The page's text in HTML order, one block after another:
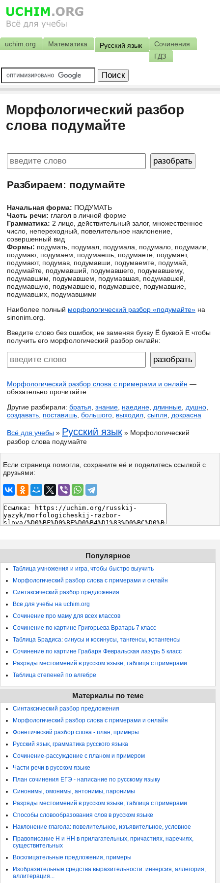
uchim.org Математика Русский язык
Сочинения
ГДЗ
Морфологический разбор
слова подумайте
Разбираем: подумайте
Начальная форма: ПОДУМАТЬ
Часть речи: глагол в личной форме
Грамматика: 2 лицо, действительный залог, множественное
число, непереходный, повелительное наклонение,
совершенный вид
Формы: подумать, подумал, подумала, подумало, подумали,
подумаю, подумаем, подумаешь, подумаете, подумает,
подумают, подумав, подумавши, подумаемте, подумай,
подумайте, подумавший, подумавшего, подумавшему,
подумавшим, подумавшем, подумавшая, подумавшей,
подумавшую, подумавшею, подумавшее, подумавшие,
подумавших, подумавшими
Наиболее полный морфологический разбор «подумайте» на
sinonim.org.
Введите слово без ошибок, не заменяя букву Ё буквой Е чтобы
получить его морфологический разбор онлайн:
Морфологический разбор слова с примерами и онлайн —
обязательно прочитайте
Другие разбирали: братья знание наедине длинные душно
создавать поставишь большого выходил сыпля докрасна
Всё для учебы » Русский язык » Морфологический
разбор слова подумайте
Если страница помогла, сохраните её и поделитесь ссылкой с
друзьями:
Популярное
Таблица умножения и игра, чтобы быстро выучить
Морфологический разбор слова с примерами и онлайн
Синтаксический разбор предложения
Все для учебы на uchim.org
Сочинение про маму для всех классов
Сочинение по картине Григорьева Вратарь 7 класс
Таблица Брадиса: синусы и косинусы, тангенсы, котангенсы
Сочинение по картине Грабаря Февральская лазурь 5 класс
Разряды местоимений в русском языке, таблица с примерами
Таблица степеней по алгебре
Материалы по теме
Синтаксический разбор предложения
Морфологический разбор слова с примерами и онлайн
Фонетический разбор слова - план, примеры
Русский язык, грамматика русского языка
Сочинение-рассуждение с планом и примером
Части речи в русском языке
План сочинения ЕГЭ - написание по русскому языку
Синонимы, омонимы, антонимы, паронимы
Разряды местоимений в русском языке, таблица с примерами
Способы словообразования слов в русском языке
Наклонение глагола: повелительное, изъявительное, условное
Правописание Н и НН в прилагательных, причастиях, наречиях,
существительных
Восклицательные предложения, примеры
Изобразительные средства выразительности: инверсия, аллегория,
аллитерация...